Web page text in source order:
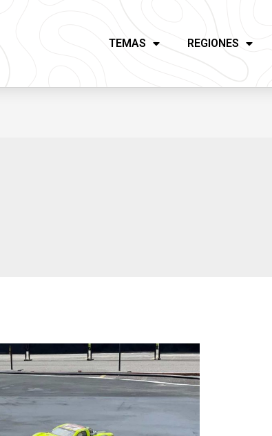
TEMAS REGIONES